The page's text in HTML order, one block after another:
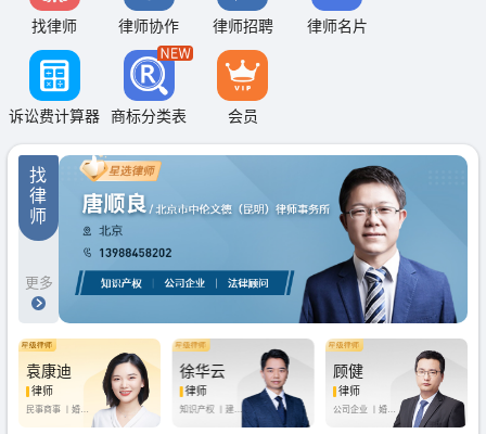
找律师 律师协作 律师招聘 律师名片
诉讼费计算器 商标分类表 会员
找
律
师
更多
袁康迪
律师
民事商事 丨 婚姻
徐华云
律师
知识产权 丨 建设
顾健
律师
公司企业 丨婚姻
房产纠纷